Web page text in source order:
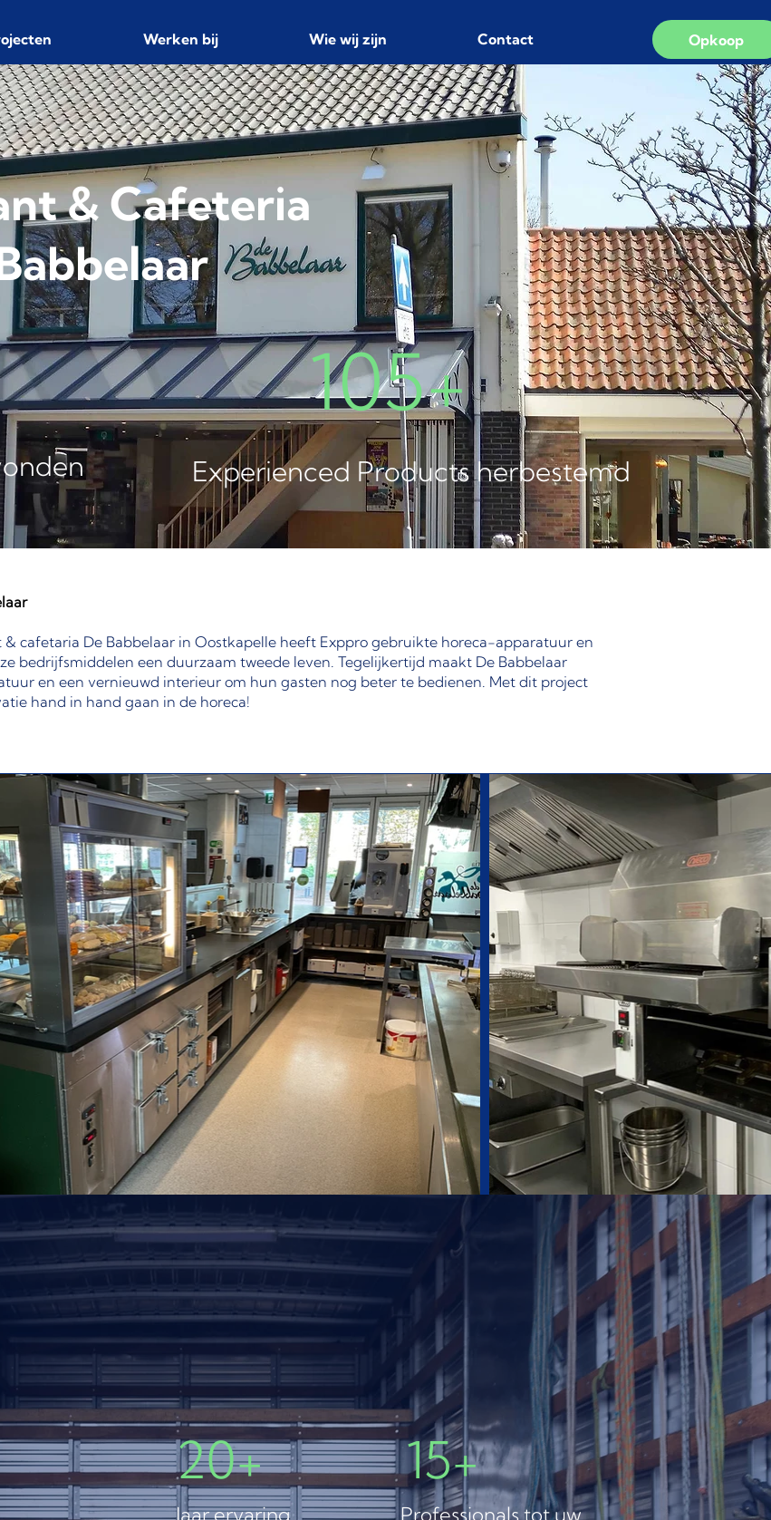
Werken bij Wie wij zijn Contact Opkoop
& Cafeteria
105+
Experienced Products herbestemd
cafetaria De Babbelaar in Oostkapelle heeft Exppro gebruikte horeca-apparatuur en
bedrijfsmiddelen een duurzaam tweede leven. Tegelijkertijd maakt De Babbelaar
en een vernieuwd interieur om hun gasten nog beter te bedienen. Met dit project
hand in hand gaan in de horeca!
20+
Jaar ervaring
15+
Professionals tot uw